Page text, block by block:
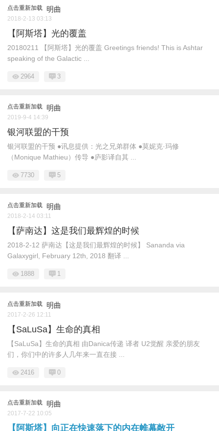
点击重新加载 明曲
2018-2-13 03:13
【阿斯塔】光的覆盖
20180211 【阿斯塔】光的覆盖 Greetings friends! This is Ashtar
speaking of the Galactic ...
2964 3
点击重新加载 明曲
2019-9-4 14:39
银河联盟的干预
银河联盟的干预 ●讯息提供：光之兄弟群体 ●莫妮克·玛修
（Monique Mathieu）传导 ●庐影译自其 ...
7730 5
点击重新加载 明曲
2018-2-14 03:11
【萨南达】这是我们最辉煌的时候
2018-2-12 萨南达【这是我们最辉煌的时候】 Sananda via
Galaxygirl, February 12th, 2018 翻译 ...
1888 1
点击重新加载 明曲
2017-2-26 12:11
【SaLuSa】生命的真相
【SaLuSa】生命的真相 由Danica传递 译者 U2觉醒 亲爱的朋友
们，你们中的许多人几年来一直在接 ...
2416 0
点击重新加载 明曲
2017-7-22 10:05
【阿斯塔】向正在快速落下的内在帷幕敞开